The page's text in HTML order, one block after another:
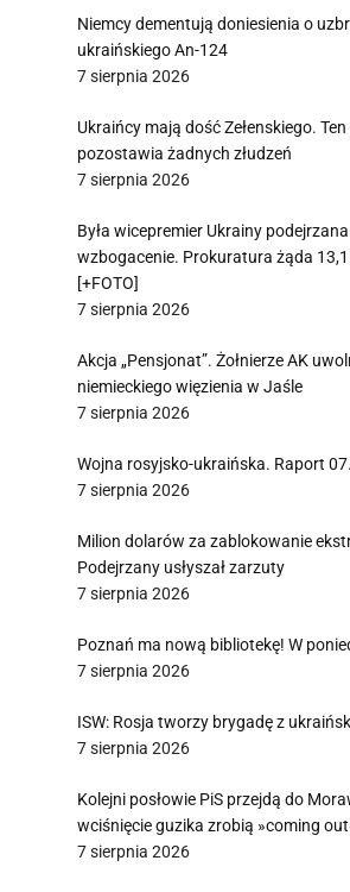
Niemcy dementują doniesienia o
ukraińskiego An-124
7 sierpnia 2026
Ukraińcy mają dość Zełenskiego. Ten
pozostawia żadnych złudzeń
7 sierpnia 2026
Była wicepremier Ukrainy
wzbogacenie. Prokuratura żąda
[+FOTO]
7 sierpnia 2026
Akcja „Pensjonat”. Żołnierze AK
niemieckiego więzienia w Jaśle
7 sierpnia 2026
Wojna rosyjsko-ukraińska. Raport
7 sierpnia 2026
Milion dolarów za zablokowanie
Podejrzany usłyszał zarzuty
7 sierpnia 2026
Poznań ma nową bibliotekę! W
7 sierpnia 2026
ISW: Rosja tworzy brygadę z
7 sierpnia 2026
Kolejni posłowie PiS przejdą do
wciśnięcie guzika zrobią »coming
7 sierpnia 2026